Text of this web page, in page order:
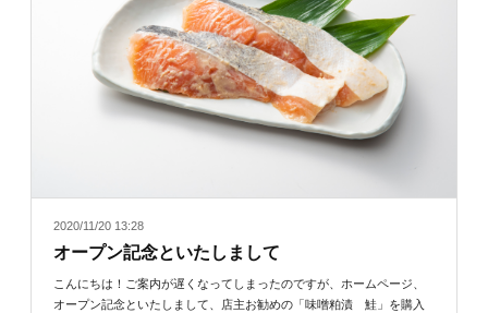
オープン記念といたしまして
2020/11/20 13:28
こんにちは！ご案内が遅くなってしまったのですが、ホームページ、
オープン記念といたしまして、店主お勧めの「味噌粕漬 鮭」を購入